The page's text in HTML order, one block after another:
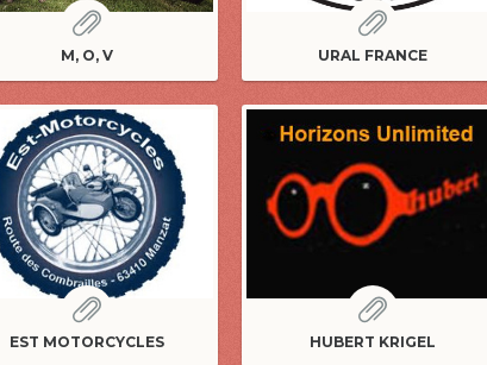
M, O, V URAL FRANCE
EST MOTORCYCLES HUBERT KRIGEL